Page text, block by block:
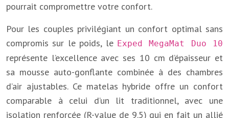
pourrait compromettre votre confort.
Pour les couples privilégiant un confort optimal sans
compromis sur le poids, le Exped MegaMat Duo 10
représente l’excellence avec ses 10 cm d’épaisseur et
sa mousse auto-gonflante combinée à des chambres
d’air ajustables. Ce matelas hybride offre un confort
comparable à celui d’un lit traditionnel, avec une
isolation renforcée (R-value de 9.5) qui en fait un allié